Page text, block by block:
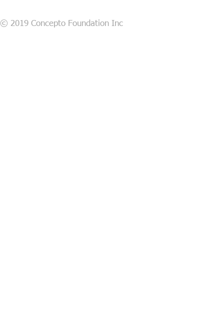
© 2019 Concepto Foundation Inc